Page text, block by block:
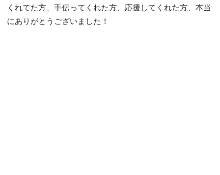
くれてた方、手伝ってくれた方、応援してくれた方、本当
にありがとうございました！